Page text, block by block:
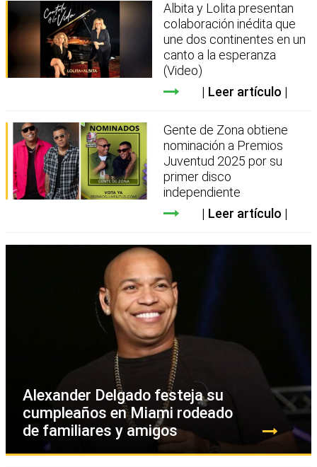
Albita y Lolita presentan
colaboración inédita que
une dos continentes en un
canto a la esperanza
(Video)
Leer artículo
Gente de Zona obtiene
nominación a Premios
Juventud 2025 por su
primer disco
independiente
Leer artículo
Alexander Delgado festeja su
cumpleaños en Miami rodeado
de familiares y amigos